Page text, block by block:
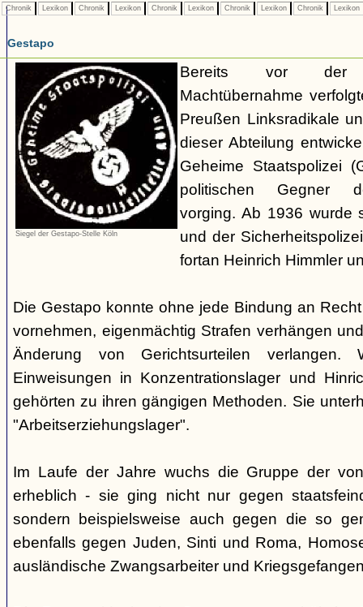
Chronik Lexikon Chronik Lexikon Chronik Lexikon Chronik Lexikon Chronik Lexikon
Gestapo
Siegel der Gestapo-Stelle Köln
Bereits vor der
Machtübernahme
Preußen Linksradikale
dieser Abteilung
Geheime Staatspolizei
politischen Gegner
vorging. Ab 1936 wurde
und der
fortan Heinrich Himmler
Die Gestapo konnte ohne jede Bindung an
vornehmen, eigenmächtig Strafen verhängen
Änderung von Gerichtsurteilen verlangen.
Einweisungen in Konzentrationslager und
gehörten zu ihren gängigen Methoden. Sie
"Arbeitserziehungslager".
Im Laufe der Jahre wuchs die Gruppe der
erheblich - sie ging nicht nur gegen
sondern beispielsweise auch gegen die so
ebenfalls gegen Juden, Sinti und Roma,
ausländische Zwangsarbeiter und